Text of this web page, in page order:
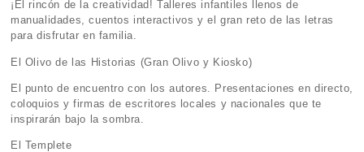
¡El rincón de la creatividad! Talleres infantiles llenos de
manualidades, cuentos interactivos y el gran reto de las letras
para disfrutar en familia.
El Olivo de las Historias (Gran Olivo y Kiosko)
El punto de encuentro con los autores. Presentaciones en directo,
coloquios y firmas de escritores locales y nacionales que te
inspirarán bajo la sombra.
El Templete